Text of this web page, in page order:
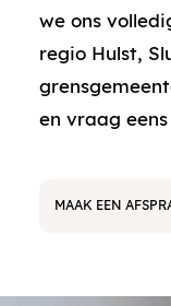
we ons
regio Hulst,
en vraag
MAAK EEN